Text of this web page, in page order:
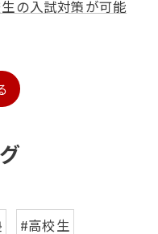
の入試対策が可能
#高校生